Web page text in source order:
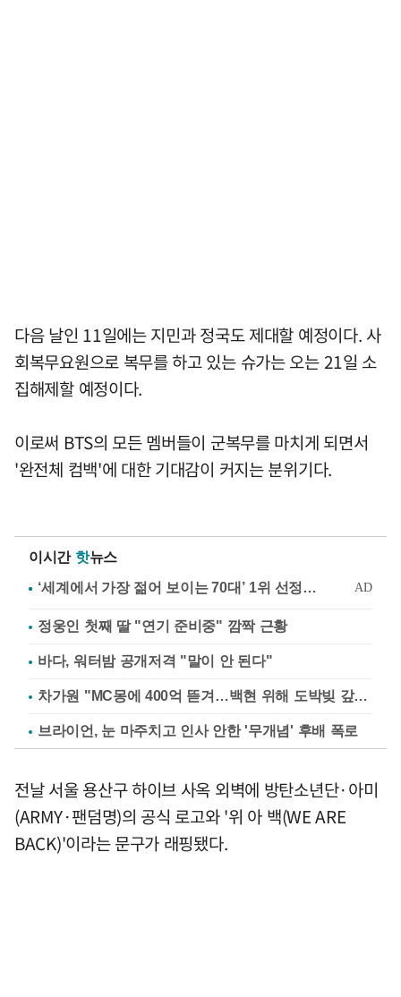
다음 날인 11일에는 지민과 정국도 제대할 예정이다. 사
회복무요원으로 복무를 하고 있는 슈가는 오는 21일 소
집해제할 예정이다.
이로써 BTS의 모든 멤버들이 군복무를 마치게 되면서
'완전체 컴백'에 대한 기대감이 커지는 분위기다.
이시간 핫뉴스
정웅인 첫째 딸 "연기 준비중" 깜짝 근황
바다, 워터밤 공개저격 "말이 안 된다"
차가원 "MC몽에 400억 뜯겨…백현 위해 도박빚 갚아줘"
브라이언, 눈 마주치고 인사 안한 '무개념' 후배 폭로
전날 서울 용산구 하이브 사옥 외벽에 방탄소년단·아미
(ARMY·팬덤명)의 공식 로고와 '위 아 백(WE ARE
BACK)'이라는 문구가 래핑됐다.